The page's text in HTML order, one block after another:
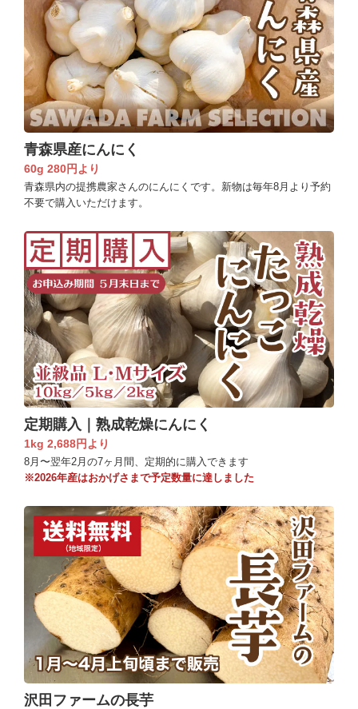
青森県産にんにく
60g 280円より
青森県内の提携農家さんのにんにくです。新物は毎年8月より予約
不要で購入いただけます。
定期購入｜熟成乾燥にんにく
1kg 2,688円より
8月〜翌年2月の7ヶ月間、定期的に購入できます
※2026年産はおかげさまで予定数量に達しました
沢田ファームの長芋